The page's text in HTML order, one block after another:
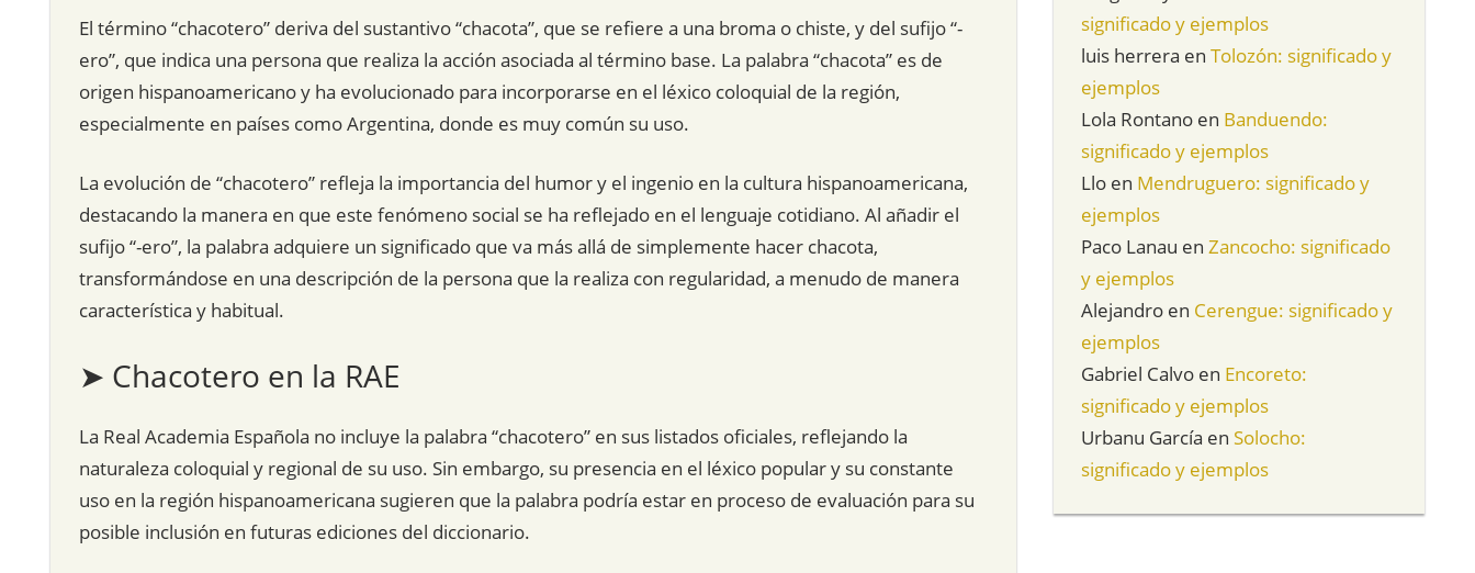
El término “chacotero” deriva del sustantivo “chacota”, que se refiere a una broma o chiste, y del sufijo “-
ero”, que indica una persona que realiza la acción asociada al término base. La palabra “chacota” es de
origen hispanoamericano y ha evolucionado para incorporarse en el léxico coloquial de la región,
especialmente en países como Argentina, donde es muy común su uso.
La evolución de “chacotero” refleja la importancia del humor y el ingenio en la cultura hispanoamericana,
destacando la manera en que este fenómeno social se ha reflejado en el lenguaje cotidiano. Al añadir el
sufijo “-ero”, la palabra adquiere un significado que va más allá de simplemente hacer chacota,
transformándose en una descripción de la persona que la realiza con regularidad, a menudo de manera
característica y habitual.
➤ Chacotero en la RAE
La Real Academia Española no incluye la palabra “chacotero” en sus listados oficiales, reflejando la
naturaleza coloquial y regional de su uso. Sin embargo, su presencia en el léxico popular y su constante
uso en la región hispanoamericana sugieren que la palabra podría estar en proceso de evaluación para su
posible inclusión en futuras ediciones del diccionario.
significado y ejemplos
luis herrera enTolozón: significado y
ejemplos
Lola Rontano en Banduendo:
significado y ejemplos
Llo en Mendruguero: significado y
ejemplos
Paco Lanau enZancocho: significado
y ejemplos
Alejandro en Cerengue: significado y
ejemplos
Gabriel Calvo en Encoreto:
significado y ejemplos
Urbanu García enSolocho:
significado y ejemplos